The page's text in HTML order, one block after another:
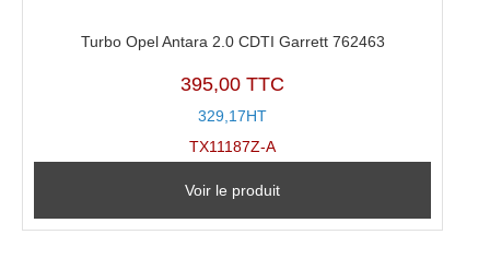
Turbo Opel Antara 2.0 CDTI Garrett 762463
395,00 TTC
329,17HT
TX11187Z-A
Voir le produit